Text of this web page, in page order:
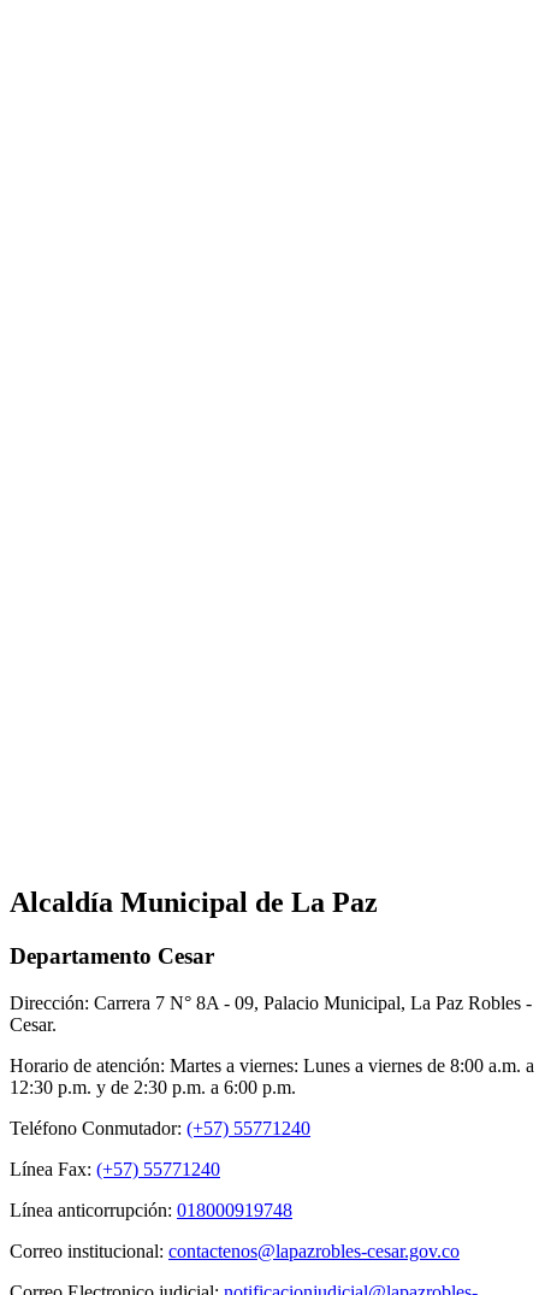
Alcaldía Municipal de La Paz
Departamento Cesar
Dirección: Carrera 7 N° 8A - 09, Palacio Municipal, La Paz Robles -
Cesar.
Horario de atención: Martes a viernes: Lunes a viernes de 8:00 a.m. a
12:30 p.m. y de 2:30 p.m. a 6:00 p.m.
Teléfono Conmutador: (+57) 55771240
Línea Fax: (+57) 55771240
Línea anticorrupción: 018000919748
Correo institucional: contactenos@lapazrobles-cesar.gov.co